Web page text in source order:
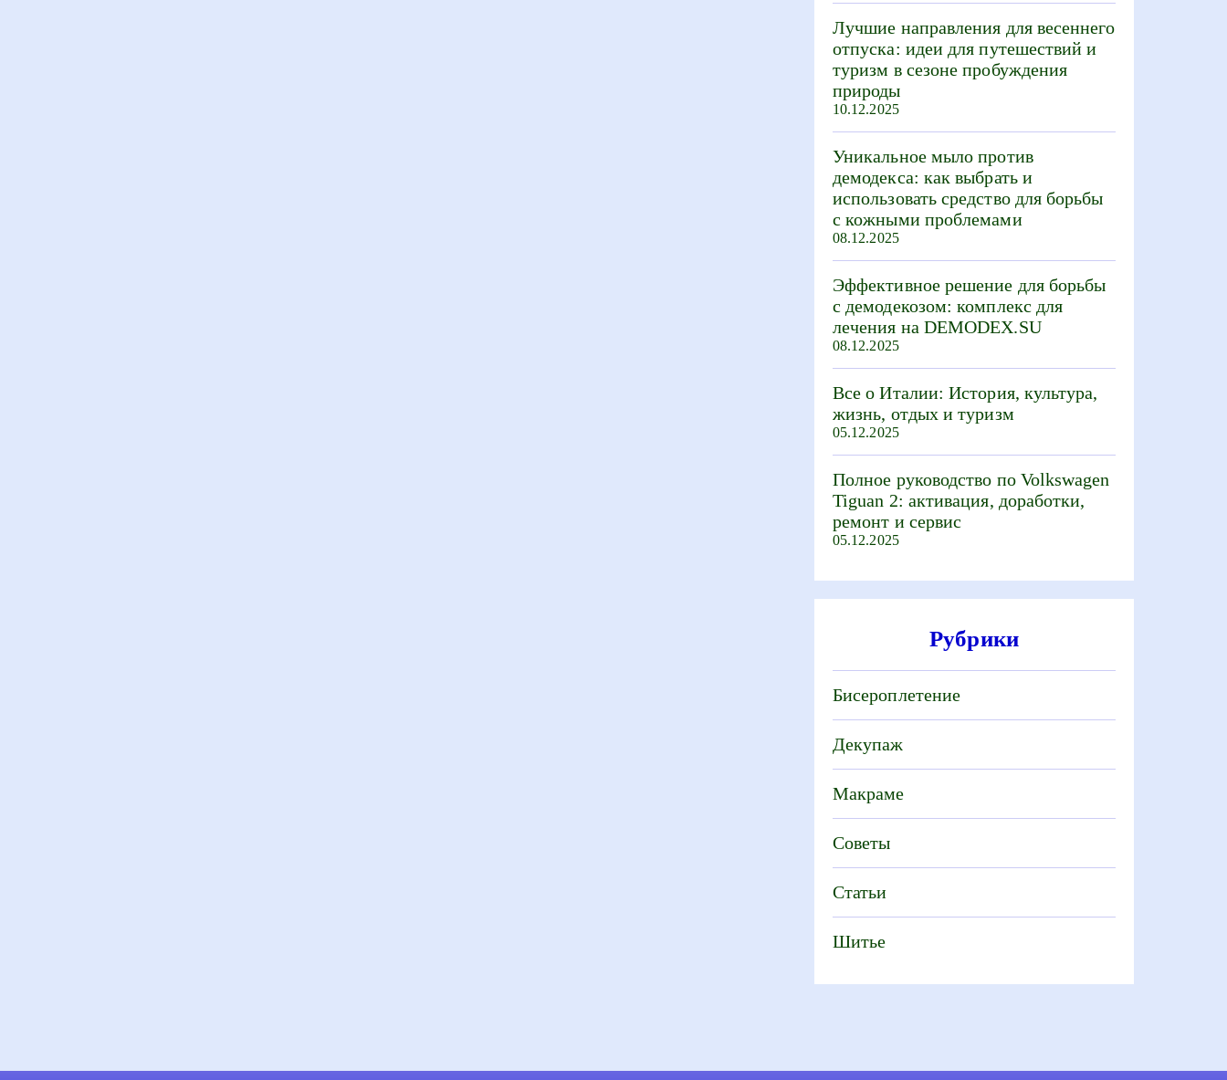
Лучшие направления для весеннего
отпуска: идеи для путешествий и
туризм в сезоне пробуждения
природы
10.12.2025
Уникальное мыло против
демодекса: как выбрать и
использовать средство для борьбы
с кожными проблемами
08.12.2025
Эффективное решение для борьбы
с демодекозом: комплекс для
лечения на DEMODEX.SU
08.12.2025
Все о Италии: История, культура,
жизнь, отдых и туризм
05.12.2025
Полное руководство по Volkswagen
Tiguan 2: активация, доработки,
ремонт и сервис
05.12.2025
Рубрики
Бисероплетение
Декупаж
Макраме
Советы
Статьи
Шитье